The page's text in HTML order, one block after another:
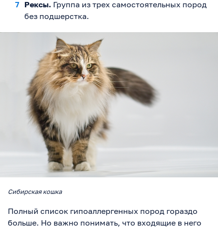
Рексы. Группа из трех самостоятельных пород
без подшерстка.
Сибирская кошка
Полный список гипоаллергенных пород гораздо
больше. Но важно понимать, что входящие в него